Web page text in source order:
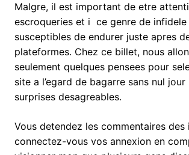
Malgre, il est important de etre
escroqueries et i ce genre de
susceptibles de endurer juste apres
plateformes. Chez ce billet, nous
seulement quelques pensees pour
site a l’egard de bagarre sans nul
surprises desagreables.
Vous detendez les commentaires des
connectez-vous vos annexion en